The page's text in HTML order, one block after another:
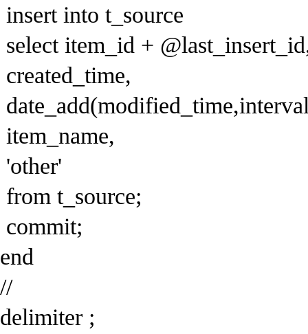
insert into t_source
select item_id +
created_time,
item_name,
'other'
from t_source;
commit;
end
//
delimiter ;